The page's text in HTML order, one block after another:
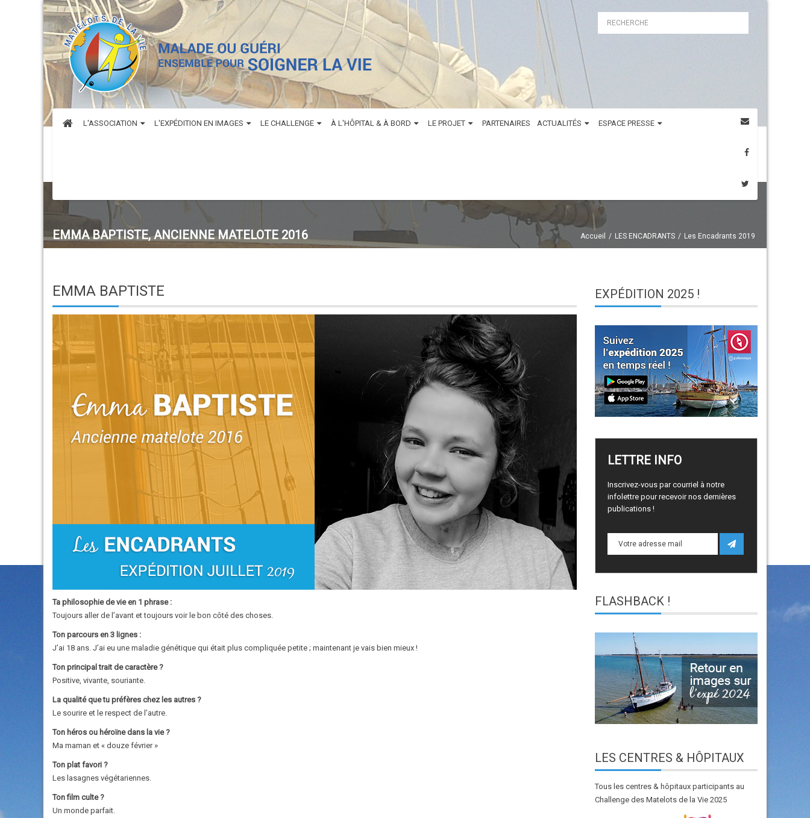
L'ASSOCIATION L'EXPÉDITION EN IMAGES LE CHALLENGE À L'HÔPITAL & À BORD LE PROJET PARTENAIRES ACTUALITÉS ESPACE PRESSE
Accueil LES ENCADRANTS Les Encadrants 2019
EMMA BAPTISTE, ANCIENNE MATELOTE 2016
EMMA BAPTISTE
Ta philosophie de vie en 1 phrase :
Toujours aller de l’avant et toujours voir le bon côté des choses.
Ton parcours en 3 lignes :
J’ai 18 ans. J’ai eu une maladie génétique qui était plus compliquée petite ; maintenant je vais bien mieux !
Ton principal trait de caractère ?
Positive, vivante, souriante.
La qualité que tu préfères chez les autres ?
Le sourire et le respect de l’autre.
Ton héros ou héroïne dans la vie ?
Ma maman et « douze février »
Ton plat favori ?
Les lasagnes végétariennes.
Ton film culte ?
Un monde parfait.
EXPÉDITION 2025 !
LETTRE INFO
Inscrivez-vous par courriel à notre
infolettre pour recevoir nos dernières
publications !
FLASHBACK !
LES CENTRES & HÔPITAUX
Tous les centres & hôpitaux participants au
Challenge des Matelots de la Vie 2025